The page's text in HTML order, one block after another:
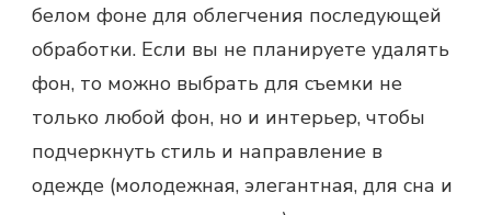
белом фоне для облегчения последующей
обработки. Если вы не планируете удалять
фон, то можно выбрать для съемки не
только любой фон, но и интерьер, чтобы
подчеркнуть стиль и направление в
одежде (молодежная, элегантная, для сна и